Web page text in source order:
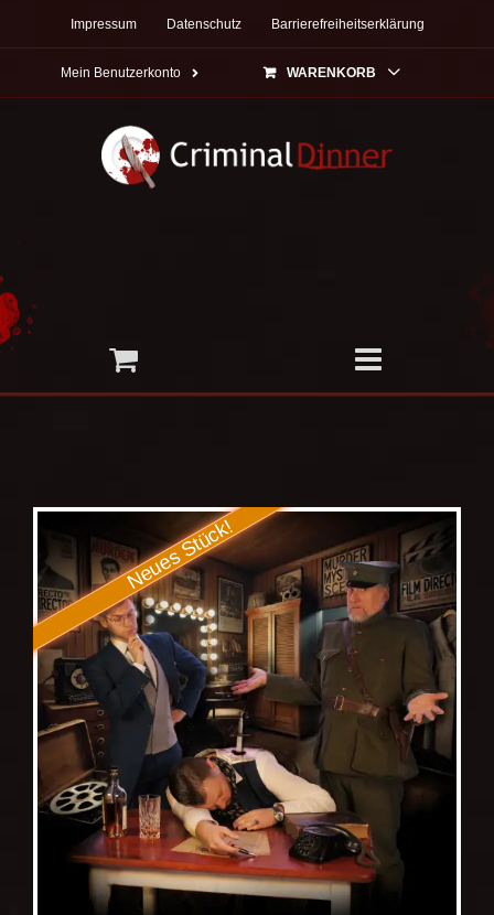
Impressum Datenschutz Barrierefreiheitserklärung
Mein Benutzerkonto WARENKORB